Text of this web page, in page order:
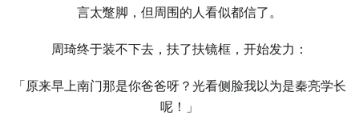
言太蹩脚，但周围的人看似都信了。
周琦终于装不下去，扶了扶镜框，开始发力：
「原来早上南门那是你爸爸呀？光看侧脸我以为是秦亮学长
呢！」